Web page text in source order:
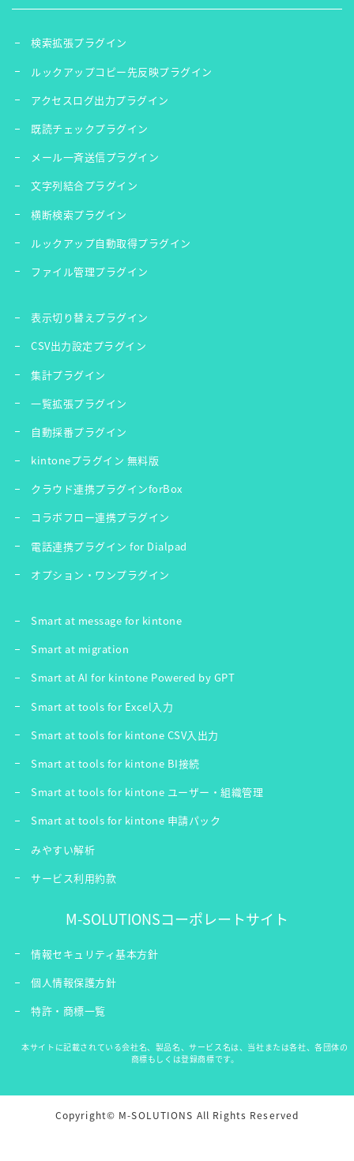
検索拡張プラグイン
ルックアップコピー先反映プラグイン
アクセスログ出力プラグイン
既読チェックプラグイン
メール一斉送信プラグイン
文字列結合プラグイン
横断検索プラグイン
ルックアップ自動取得プラグイン
ファイル管理プラグイン
表示切り替えプラグイン
CSV出力設定プラグイン
集計プラグイン
一覧拡張プラグイン
自動採番プラグイン
kintoneプラグイン 無料版
クラウド連携プラグインforBox
コラボフロー連携プラグイン
電話連携プラグイン for Dialpad
オプション・ワンプラグイン
Smart at message for kintone
Smart at migration
Smart at AI for kintone Powered by GPT
Smart at tools for Excel入力
Smart at tools for kintone CSV入出力
Smart at tools for kintone BI接続
Smart at tools for kintone ユーザー・組織管理
Smart at tools for kintone 申請パック
みやすい解析
サービス利用約款
M-SOLUTIONSコーポレートサイト
情報セキュリティ基本方針
個人情報保護方針
特許・商標一覧
本サイトに記載されている会社名、製品名、サービス名は、当社または各社、各団体の
商標もしくは登録商標です。
Copyright© M-SOLUTIONS All Rights Reserved